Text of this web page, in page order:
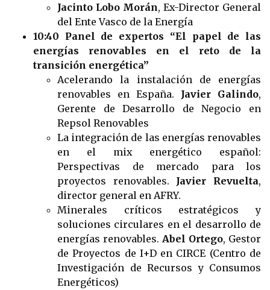
Jacinto Lobo Morán, Ex-Director General
del Ente Vasco de la Energía
10:40 Panel de expertos “El papel de las
energías renovables en el reto de la
transición energética”
Acelerando la instalación de energías
renovables en España. Javier Galindo,
Gerente de Desarrollo de Negocio en
Repsol Renovables
La integración de las energías renovables
en el mix energético español:
Perspectivas de mercado para los
proyectos renovables. Javier Revuelta,
director general en AFRY.
Minerales críticos estratégicos y
soluciones circulares en el desarrollo de
energías renovables. Abel Ortego, Gestor
de Proyectos de I+D en CIRCE (Centro de
Investigación de Recursos y Consumos
Energéticos)